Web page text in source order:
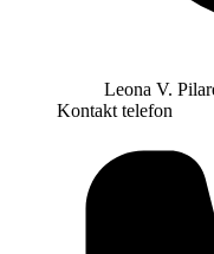
Leona V.
Kontakt telefon